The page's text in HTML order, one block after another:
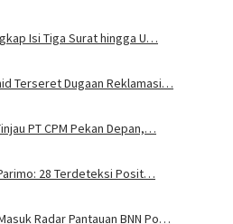
Isi Tiga Surat hingga U…
Terseret Dugaan Reklamasi…
PT CPM Pekan Depan,…
28 Terdeteksi Posit…
Radar Pantauan BNN Po…